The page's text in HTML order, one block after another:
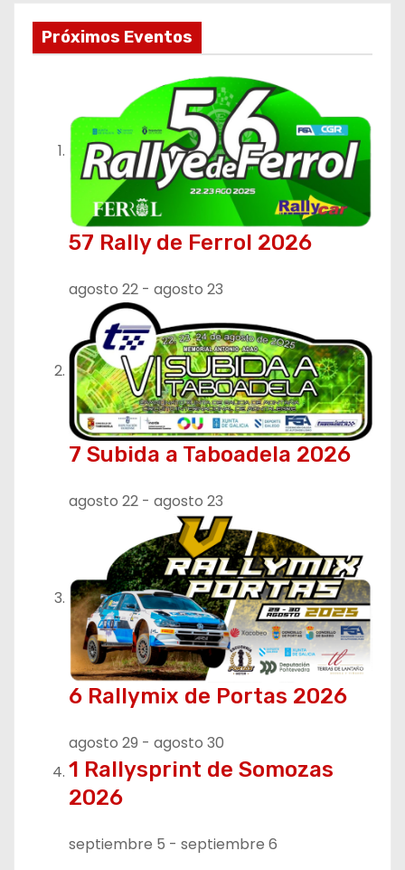
e
g
Próximos Eventos
57 Rally de Ferrol 2026
agosto 22 - agosto 23
7 Subida a Taboadela 2026
agosto 22 - agosto 23
6 Rallymix de Portas 2026
agosto 29 - agosto 30
1 Rallysprint de Somozas
2026
septiembre 5 - septiembre 6